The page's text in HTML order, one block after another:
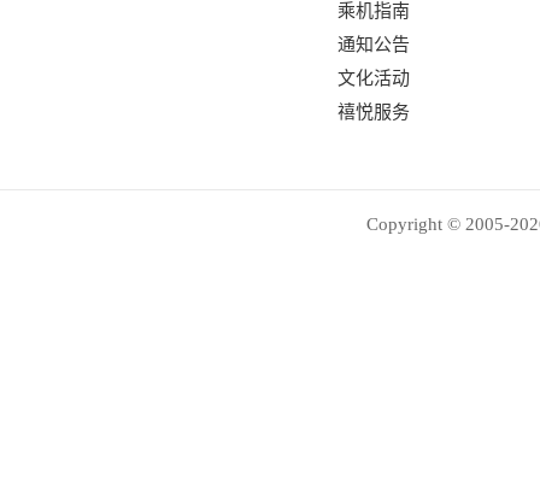
乘机指南
通知公告
文化活动
禧悦服务
Copyright © 2005-